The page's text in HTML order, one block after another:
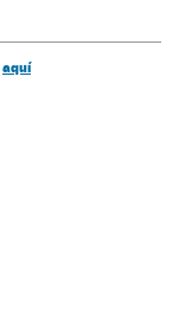
aquí